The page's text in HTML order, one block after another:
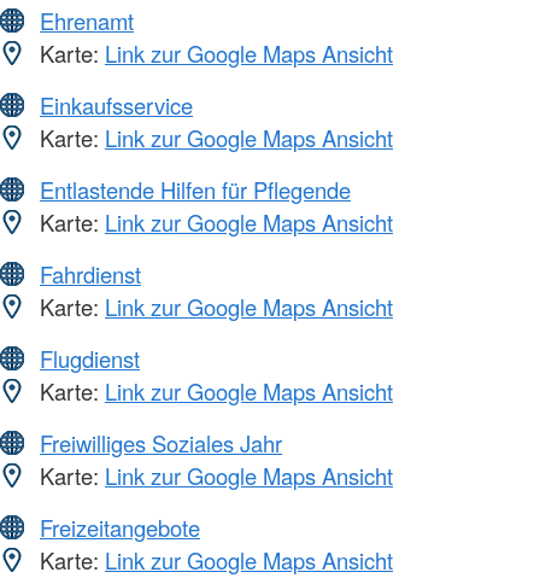
Ehrenamt
Karte: Link zur Google Maps Ansicht
Einkaufsservice
Karte: Link zur Google Maps Ansicht
Entlastende Hilfen für Pflegende
Karte: Link zur Google Maps Ansicht
Fahrdienst
Karte: Link zur Google Maps Ansicht
Flugdienst
Karte: Link zur Google Maps Ansicht
Freiwilliges Soziales Jahr
Karte: Link zur Google Maps Ansicht
Freizeitangebote
Karte: Link zur Google Maps Ansicht